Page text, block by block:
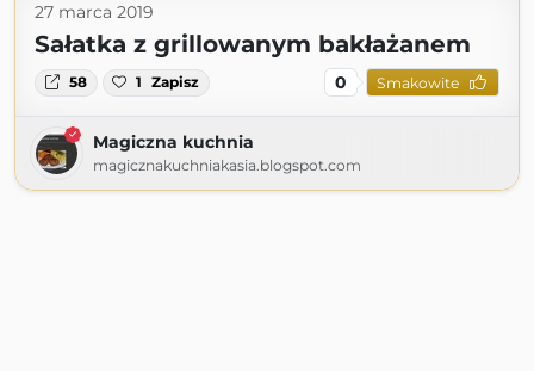
27 marca 2019
Sałatka z grillowanym bakłażanem
58 1 Zapisz 0 Smakowite
Magiczna kuchnia
magicznakuchniakasia.blogspot.com